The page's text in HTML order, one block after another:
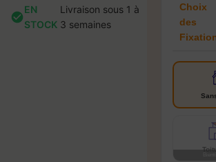
EN
STOCK
Livraison sous 1 à
3 semaines
Choix
des